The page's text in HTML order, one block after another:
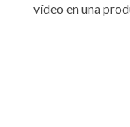
vídeo en una